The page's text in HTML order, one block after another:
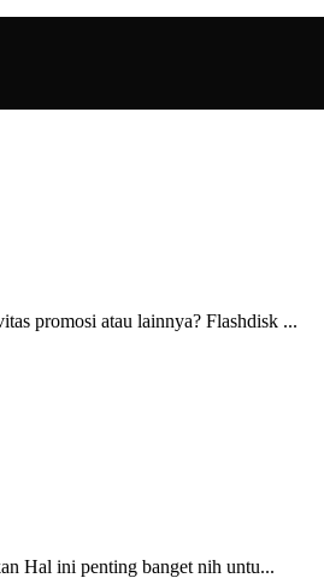
promosi atau lainnya? Flashdisk ...
Hal ini penting banget nih untu...